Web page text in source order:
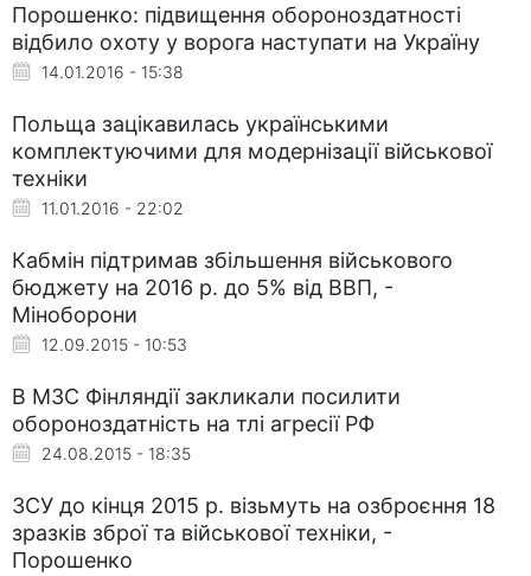
Порошенко: підвищення обороноздатності
відбило охоту у ворога наступати на Україну
14.01.2016 - 15:38
Польща зацікавилась українськими
комплектуючими для модернізації військової
техніки
11.01.2016 - 22:02
Кабмін підтримав збільшення військового
бюджету на 2016 р. до 5% від ВВП, -
Міноборони
12.09.2015 - 10:53
В МЗС Фінляндії закликали посилити
обороноздатність на тлі агресії РФ
24.08.2015 - 18:35
ЗСУ до кінця 2015 р. візьмуть на озброєння 18
зразків зброї та військової техніки, -
Порошенко